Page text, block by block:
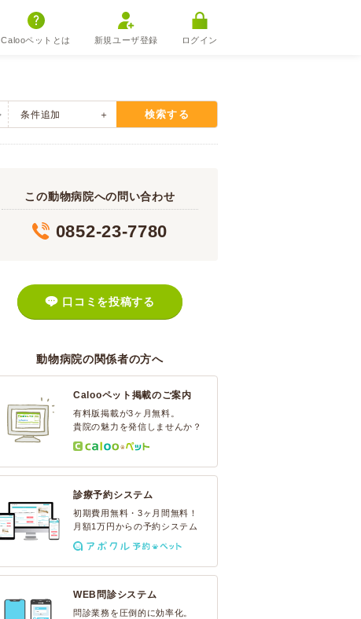
Calooペットとは 新規ユーザ登録 ログイン
条件追加 検索する
この動物病院への問い合わせ
0852-23-7780
口コミを投稿する
動物病院の関係者の方へ
Calooペット掲載のご案内
有料版掲載が3ヶ月無料。
貴院の魅力を発信しませんか？
診療予約システム
初期費用無料・3ヶ月間無料！
月額1万円からの予約システム
WEB問診システム
問診業務を圧倒的に効率化。